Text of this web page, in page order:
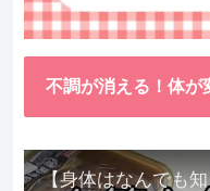
不調が消える！体が